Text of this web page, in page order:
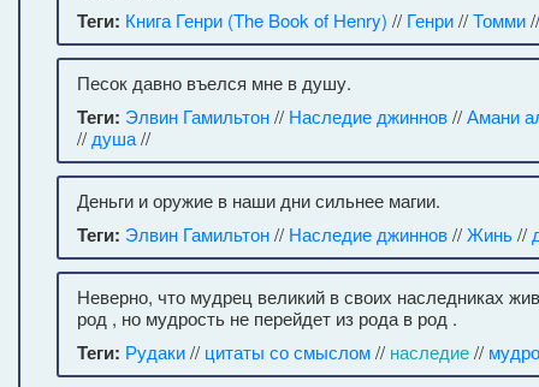
Теги: Книга Генри (The Book of Henry) // Генри//Томми
Песок давно въелся мне в душу.
Теги: Элвин Гамильтон// Наследие джиннов//Амани
// душа//
Деньги и оружие в наши дни сильнее магии.
Теги: Элвин Гамильтон// Наследие джиннов//Жинь//
Неверно, что мудрец великий в своих наследниках
род , но мудрость не перейдет из рода в род .
Теги: Рудаки// цитаты со смыслом// наследие//